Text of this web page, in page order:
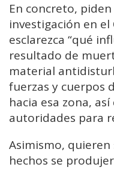
En concreto,
investigación en
esclarezca “qué
resultado de
material
fuerzas y cuerpos
hacia esa zona,
autoridades para
Asimismo,
hechos se